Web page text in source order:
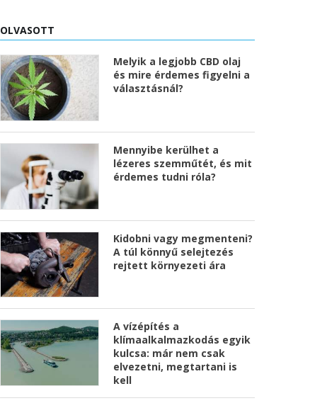
OLVASOTT
Melyik a legjobb CBD olaj
és mire érdemes figyelni a
választásnál?
Mennyibe kerülhet a
lézeres szemműtét, és mit
érdemes tudni róla?
Kidobni vagy megmenteni?
A túl könnyű selejtezés
rejtett környezeti ára
A vízépítés a
klímaalkalmazkodás egyik
kulcsa: már nem csak
elvezetni, megtartani is
kell